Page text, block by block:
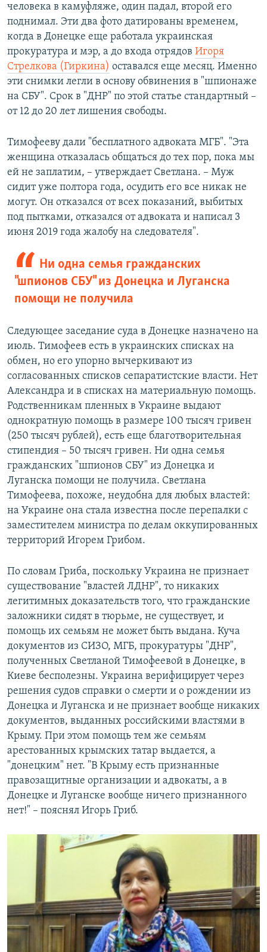
человека в камуфляже, один падал, второй его
поднимал. Эти два фото датированы временем,
когда в Донецке еще работала украинская
прокуратура и мэр, а до входа отрядов Игоря
Стрелкова (Гиркина) оставался еще месяц. Именно
эти снимки легли в основу обвинения в "шпионаже
на СБУ". Срок в "ДНР" по этой статье стандартный –
от 12 до 20 лет лишения свободы.
Тимофееву дали "бесплатного адвоката МГБ". "Эта
женщина отказалась общаться до тех пор, пока мы
ей не заплатим, – утверждает Светлана. – Муж
сидит уже полтора года, осудить его все никак не
могут. Он отказался от всех показаний, выбитых
под пытками, отказался от адвоката и написал 3
июня 2019 года жалобу на следователя".
Ни одна семья гражданских
"шпионов СБУ" из Донецка и Луганска
помощи не получила
Следующее заседание суда в Донецке назначено на
июль. Тимофеев есть в украинских списках на
обмен, но его упорно вычеркивают из
согласованных списков сепаратистские власти. Нет
Александра и в списках на материальную помощь.
Родственникам пленных в Украине выдают
однократную помощь в размере 100 тысяч гривен
(250 тысяч рублей), есть еще благотворительная
стипендия – 50 тысяч гривен. Ни одна семья
гражданских "шпионов СБУ" из Донецка и
Луганска помощи не получила. Светлана
Тимофеева, похоже, неудобна для любых властей:
на Украине она стала известна после перепалки с
заместителем министра по делам оккупированных
территорий Игорем Грибом.
По словам Гриба, поскольку Украина не признает
существование "властей ЛДНР", то никаких
легитимных доказательств того, что гражданские
заложники сидят в тюрьме, не существует, и
помощь их семьям не может быть выдана. Куча
документов из СИЗО, МГБ, прокуратуры "ДНР",
полученных Светланой Тимофеевой в Донецке, в
Киеве бесполезны. Украина верифицирует через
решения судов справки о смерти и о рождении из
Донецка и Луганска и не признает вообще никаких
документов, выданных российскими властями в
Крыму. При этом помощь тем же семьям
арестованных крымских татар выдается, а
"донецким" нет. "В Крыму есть признанные
правозащитные организации и адвокаты, а в
Донецке и Луганске вообще ничего признанного
нет!" – пояснял Игорь Гриб.